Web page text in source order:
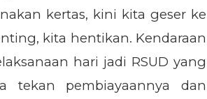
kertas, kini kita geser ke
kita hentikan. Kendaraan
hari jadi RSUD yang
tekan pembiayaannya dan